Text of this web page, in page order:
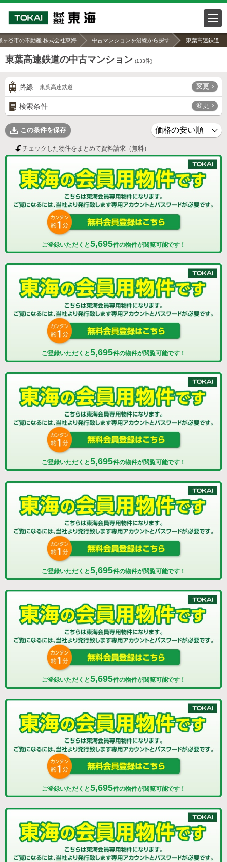
ヶ谷市の不動産 株式会社東海 中古マンションを沿線から探す 東葉高速鉄道
東葉高速鉄道の中古マンション (133件)
路線 東葉高速鉄道 変更
検索条件 変更
この条件を保存
チェックした物件をまとめて資料請求（無料）
ご登録いただくと5,695件の物件が閲覧可能です！
ご登録いただくと5,695件の物件が閲覧可能です！
ご登録いただくと5,695件の物件が閲覧可能です！
ご登録いただくと5,695件の物件が閲覧可能です！
ご登録いただくと5,695件の物件が閲覧可能です！
ご登録いただくと5,695件の物件が閲覧可能です！